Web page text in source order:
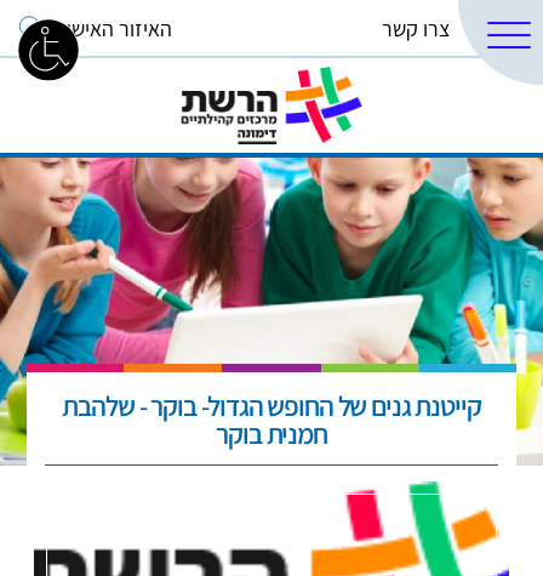
צרו קשר האיזור האישי
קייטנת גנים של החופש הגדול- בוקר - שלהבת
חמנית בוקר